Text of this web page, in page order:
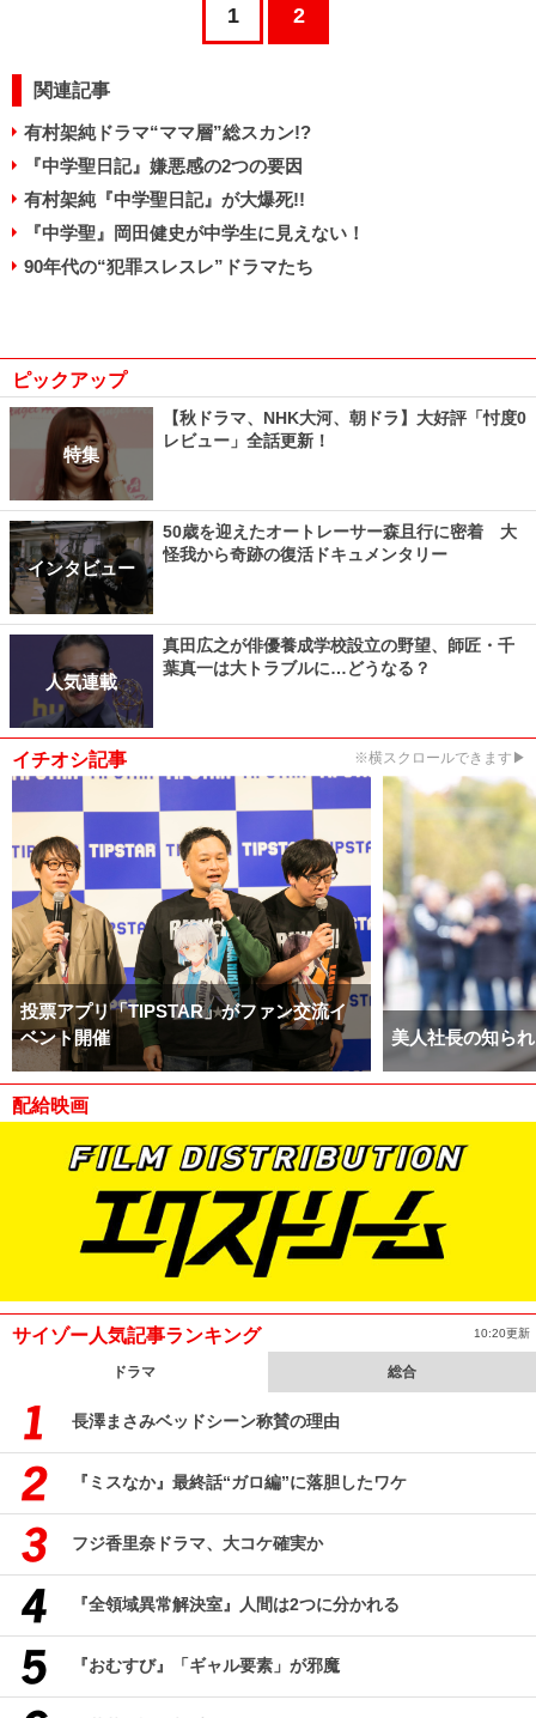
1 2
関連記事
有村架純ドラマ“ママ層”総スカン!?
『中学聖日記』嫌悪感の2つの要因
有村架純『中学聖日記』が大爆死!!
『中学聖』岡田健史が中学生に見えない！
90年代の“犯罪スレスレ”ドラマたち
ピックアップ
特集
【秋ドラマ、NHK大河、朝ドラ】大好評「忖度0
レビュー」全話更新！
インタビュー
50歳を迎えたオートレーサー森且行に密着 大
怪我から奇跡の復活ドキュメンタリー
人気連載
真田広之が俳優養成学校設立の野望、師匠・千
葉真一は大トラブルに…どうなる？
イチオシ記事 ※横スクロールできます▶
投票アプリ「TIPSTAR」がファン交流イ
ベント開催
美人社長の知ら
配給映画
サイゾー人気記事ランキング 10:20更新
ドラマ 総合
長澤まさみベッドシーン称賛の理由
『ミスなか』最終話“ガロ編”に落胆したワケ
フジ香里奈ドラマ、大コケ確実か
『全領域異常解決室』人間は2つに分かれる
『おむすび』「ギャル要素」が邪魔